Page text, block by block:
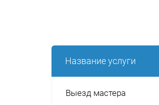
Название услуги
Выезд мастера